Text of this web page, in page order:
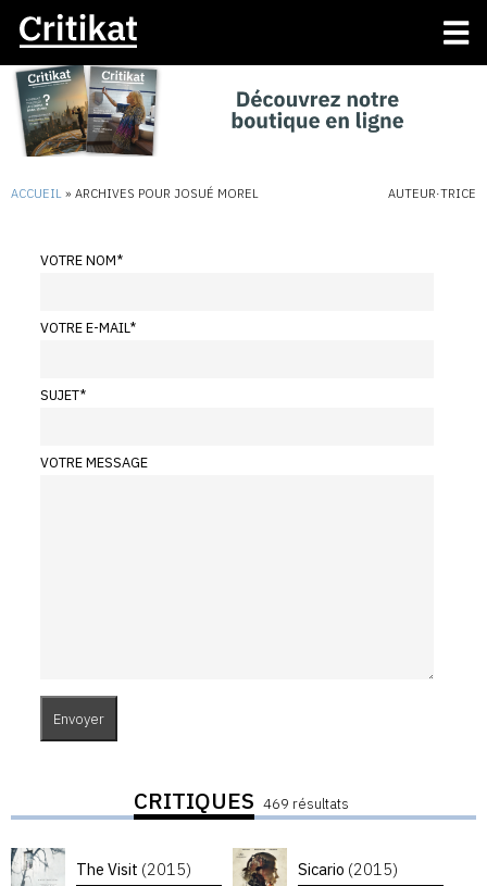
ACCUEIL » ARCHIVES POUR JOSUÉ MOREL AUTEUR·TRICE
VOTRE NOM*
VOTRE E-MAIL*
SUJET*
VOTRE MESSAGE
CRITIQUES 469 résultats
The Visit (2015) Sicario (2015)